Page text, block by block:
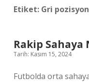
Etiket: Gri
Rakip Sahaya
Tarih: Kasım 15, 2024
Futbolda orta